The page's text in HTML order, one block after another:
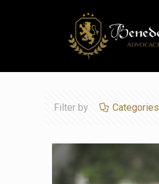
Filter by Categories